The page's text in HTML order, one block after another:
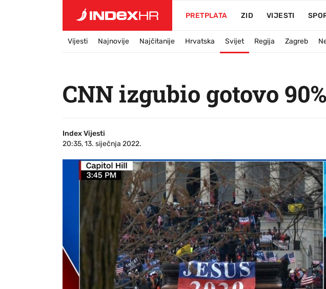
PRETPLATA ZID VIJESTI
Vijesti Najnovije Najčitanije Hrvatska Svijet Regija Zagreb
CNN izgubio gotovo
Index Vijesti
20:35, 13. siječnja 2022.